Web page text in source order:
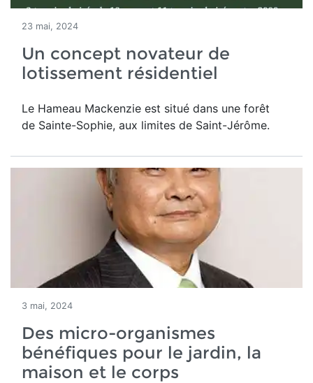
23 mai, 2024
Un concept novateur de
lotissement résidentiel
Le Hameau Mackenzie est situé dans une forêt
de Sainte-Sophie, aux limites de Saint-Jérôme.
3 mai, 2024
Des micro-organismes
bénéfiques pour le jardin, la
maison et le corps